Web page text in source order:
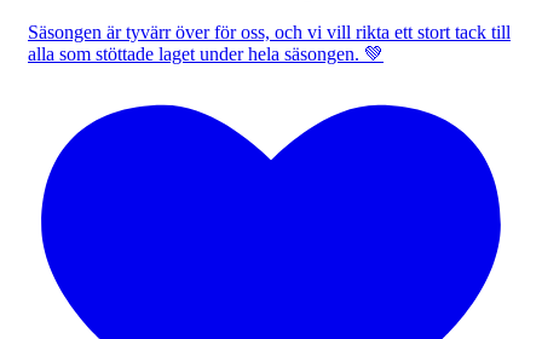
Säsongen är tyvärr över för oss, och vi vill rikta ett stort tack till
alla som stöttade laget under hela säsongen. 💚